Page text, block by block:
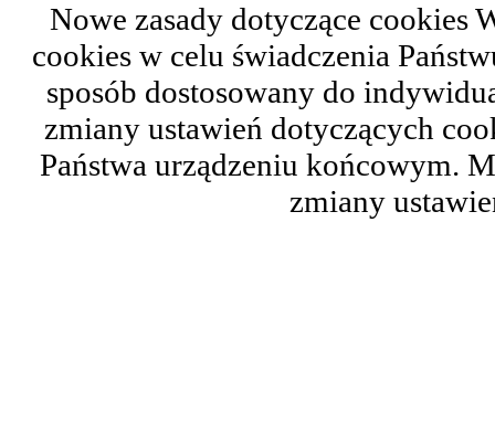
Nowe zasady dotyczące cookies
cookies w celu świadczenia
sposób dostosowany do
zmiany ustawień dotyczących
Państwa urządzeniu końcowym.
zmiany